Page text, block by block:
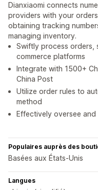
Dianxiaomi connects
providers with your
obtaining tracking
managing inventory.
Swiftly process
commerce platforms
Integrate with 1500+
China Post
Utilize order rules to
method
Effectively oversee
Populaires auprès des
Basées aux États-Unis
Langues